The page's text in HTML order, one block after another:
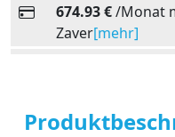
674.93 €/Monat
Zaver[mehr]